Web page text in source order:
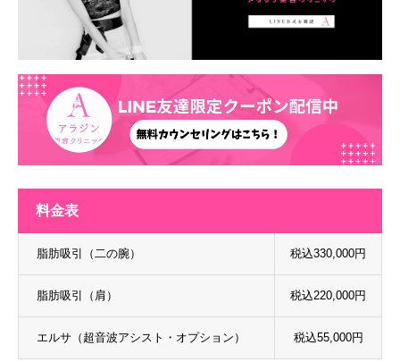
料金表
脂肪吸引（二の腕） 税込330,000円
脂肪吸引（肩） 税込220,000円
エルサ（超音波アシスト・オプション） 税込55,000円